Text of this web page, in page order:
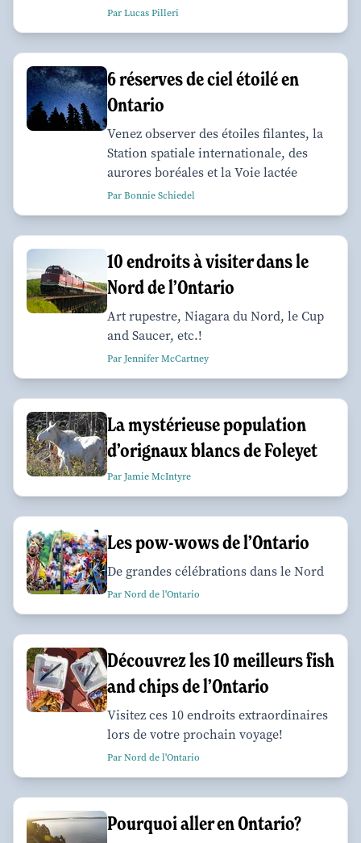
Par Lucas Pilleri
6 réserves de ciel étoilé en
Ontario
Venez observer des étoiles filantes, la
Station spatiale internationale, des
aurores boréales et la Voie lactée
Par Bonnie Schiedel
10 endroits à visiter dans le
Nord de l’Ontario
Art rupestre, Niagara du Nord, le Cup
and Saucer, etc.!
Par Jennifer McCartney
La mystérieuse population
d’orignaux blancs de Foleyet
Par Jamie McIntyre
Les pow-wows de l’Ontario
De grandes célébrations dans le Nord
Par Nord de l'Ontario
Découvrez les 10 meilleurs fish
and chips de l’Ontario
Visitez ces 10 endroits extraordinaires
lors de votre prochain voyage!
Par Nord de l'Ontario
Pourquoi aller en Ontario?